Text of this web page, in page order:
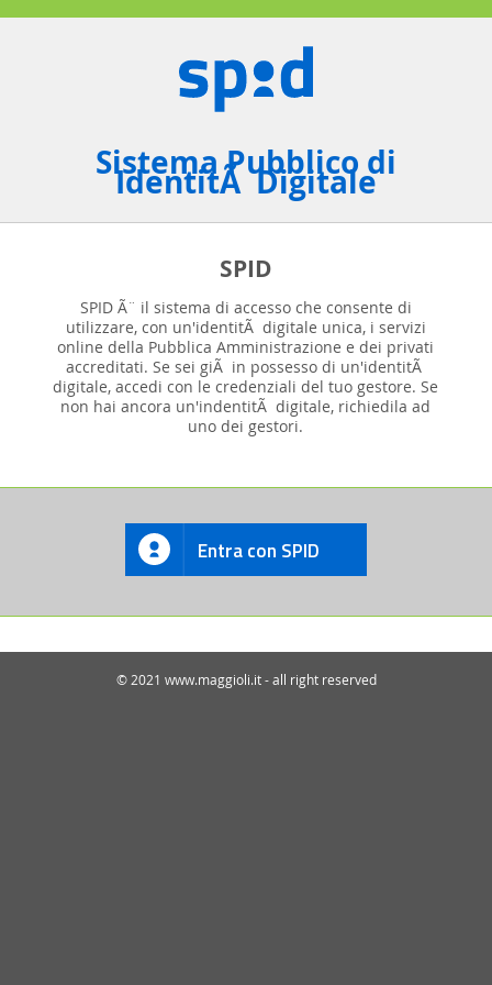
Sistema Pubblico di
IdentitÃ Digitale
SPID
SPID Ã¨ il sistema di accesso che consente di
utilizzare, con un'identitÃ digitale unica, i servizi
online della Pubblica Amministrazione e dei privati
accreditati. Se sei giÃ in possesso di un'identitÃ
digitale, accedi con le credenziali del tuo gestore. Se
non hai ancora un'indentitÃ digitale, richiedila ad
uno dei gestori.
Entra con SPID
© 2021 www.maggioli.it - all right reserved